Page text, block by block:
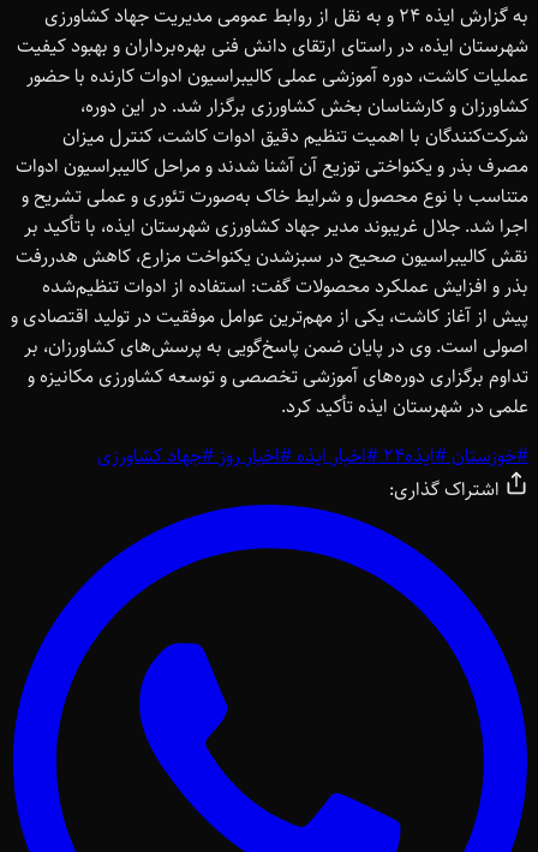
به گزارش ایذه 24 و به نقل از روابط عمومی مدیریت جهاد کشاورزی
شهرستان ایذه، در راستای ارتقای دانش فنی بهره‌برداران و بهبود کیفیت
عملیات کاشت، دوره آموزشی عملی کالیبراسیون ادوات کارنده با حضور
کشاورزان و کارشناسان بخش کشاورزی برگزار شد. در این دوره،
شرکت‌کنندگان با اهمیت تنظیم دقیق ادوات کاشت، کنترل میزان
مصرف بذر و یکنواختی توزیع آن آشنا شدند و مراحل کالیبراسیون ادوات
متناسب با نوع محصول و شرایط خاک به‌صورت تئوری و عملی تشریح و
اجرا شد. جلال غریبوند مدیر جهاد کشاورزی شهرستان ایذه، با تأکید بر
نقش کالیبراسیون صحیح در سبزشدن یکنواخت مزارع، کاهش هدررفت
بذر و افزایش عملکرد محصولات گفت: استفاده از ادوات تنظیم‌شده
پیش از آغاز کاشت، یکی از مهم‌ترین عوامل موفقیت در تولید اقتصادی و
اصولی است. وی در پایان ضمن پاسخ‌گویی به پرسش‌های کشاورزان، بر
تداوم برگزاری دوره‌های آموزشی تخصصی و توسعه کشاورزی مکانیزه و
علمی در شهرستان ایذه تأکید کرد.
#خوزستان#ایذه24 #اخبار ایذه#اخبار روز#جهاد کشاورزی
اشتراک گذاری: